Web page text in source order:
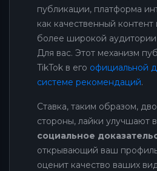
публикации, платформа
как качественный контент
более широкой аудитории
Для вас. Этот механизм
TikTok в его официальной
системе рекомендаций.
Ставка, таким образом,
стороны, лайки улучшают
социальное
открывающий ваш
оценит качество ваших